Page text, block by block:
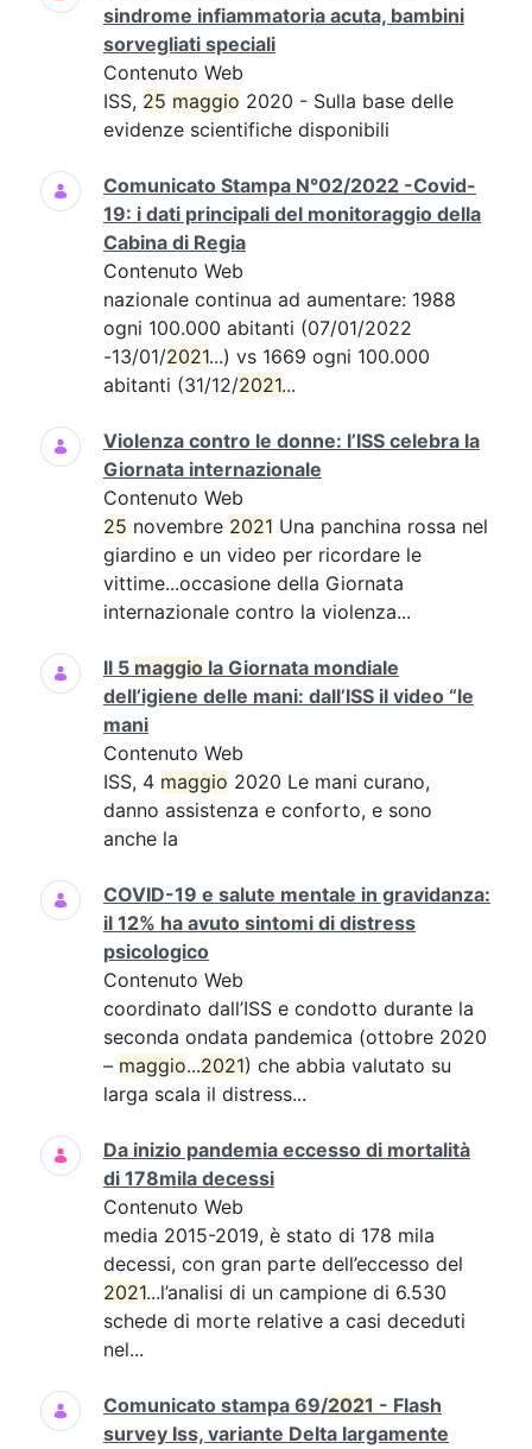
sindrome infiammatoria acuta, bambini
sorvegliati speciali
Contenuto Web
ISS, 25 maggio 2020 - Sulla base delle
evidenze scientifiche disponibili
Comunicato Stampa N°02/2022 -Covid-
19: i dati principali del monitoraggio della
Cabina di Regia
Contenuto Web
nazionale continua ad aumentare: 1988
ogni 100.000 abitanti (07/01/2022
-13/01/2021...) vs 1669 ogni 100.000
abitanti (31/12/2021...
Violenza contro le donne: l’ISS celebra la
Giornata internazionale
Contenuto Web
25 novembre 2021 Una panchina rossa nel
giardino e un video per ricordare le
vittime...occasione della Giornata
internazionale contro la violenza...
Il 5 maggio la Giornata mondiale
dell’igiene delle mani: dall’ISS il video “le
mani
Contenuto Web
ISS, 4 maggio 2020 Le mani curano,
danno assistenza e conforto, e sono
anche la
COVID-19 e salute mentale in gravidanza:
il 12% ha avuto sintomi di distress
psicologico
Contenuto Web
coordinato dall’ISS e condotto durante la
seconda ondata pandemica (ottobre 2020
– maggio...2021) che abbia valutato su
larga scala il distress...
Da inizio pandemia eccesso di mortalità
di 178mila decessi
Contenuto Web
media 2015-2019, è stato di 178 mila
decessi, con gran parte dell’eccesso del
2021...l’analisi di un campione di 6.530
schede di morte relative a casi deceduti
nel...
Comunicato stampa 69/2021 - Flash
survey Iss, variante Delta largamente